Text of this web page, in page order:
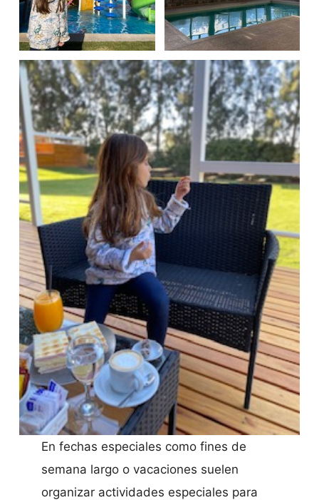
En fechas especiales como fines de
semana largo o vacaciones suelen
organizar actividades especiales para